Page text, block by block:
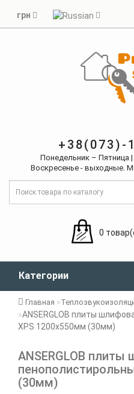
грн
+38(073)-
Понедельник – Пятница |
Воскресенье - выходные.
0
Категории
Главная
ANSERGLOB плиты
XPS 1200x550мм (30мм)
ANSERGLOB
(30мм)